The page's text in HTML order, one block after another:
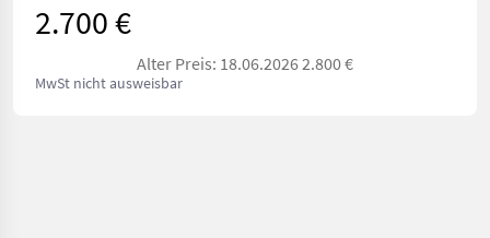
2.700 €
Alter Preis: 18.06.2026 2.800 €
MwSt nicht ausweisbar